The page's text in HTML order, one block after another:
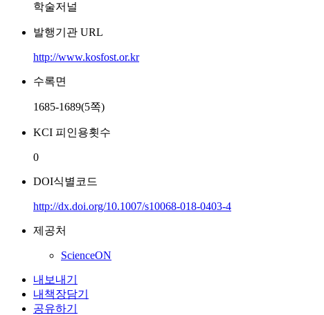
학술저널
발행기관 URL
http://www.kosfost.or.kr
수록면
1685-1689(5쪽)
KCI 피인용횟수
0
DOI식별코드
http://dx.doi.org/10.1007/s10068-018-0403-4
제공처
ScienceON
내보내기
내책장담기
공유하기